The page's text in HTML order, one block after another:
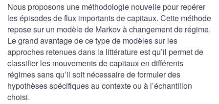
Nous proposons une méthodologie nouvelle pour repérer
les épisodes de flux importants de capitaux. Cette méthode
repose sur un modèle de Markov à changement de régime.
Le grand avantage de ce type de modèles sur les
approches retenues dans la littérature est qu’il permet de
classifier les mouvements de capitaux en différents
régimes sans qu’il soit nécessaire de formuler des
hypothèses spécifiques au contexte ou à l’échantillon
choisi.